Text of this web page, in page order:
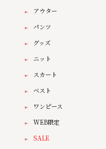
アウター
パンツ
グッズ
ニット
スカート
ベスト
ワンピース
WEB限定
SALE